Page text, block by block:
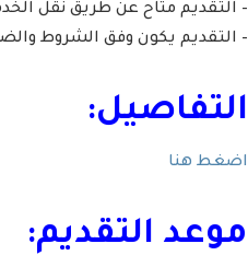
– التقديم متاح عن طريق نقل
– التقديم يكون وفق الشروط
التفاصيل:
اضغط هنا
موعد التقديم: